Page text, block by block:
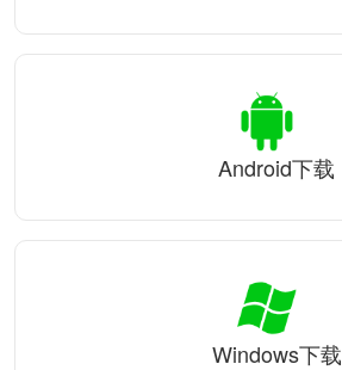
Android下载
Windows下载